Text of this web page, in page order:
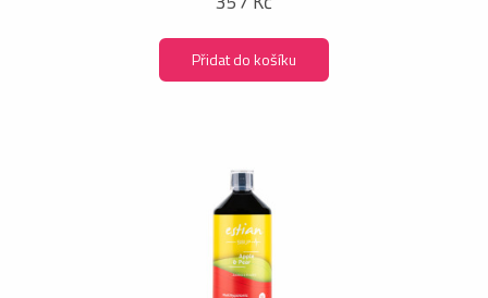
Přidat do košíku